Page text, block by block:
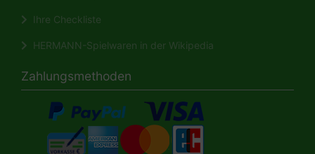
Ihre Checkliste
HERMANN-Spielwaren in der Wikipedia
Zahlungsmethoden